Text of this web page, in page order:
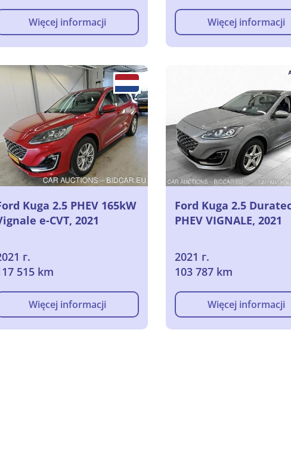
Więcej informacji Więcej informacji
Kuga 2.5 PHEV 165kW
e-CVT, 2021
г.
515 km
Więcej informacji
Ford Kuga 2.5
PHEV VIGNALE, 2021
2021 г.
103 787 km
Więcej informacji